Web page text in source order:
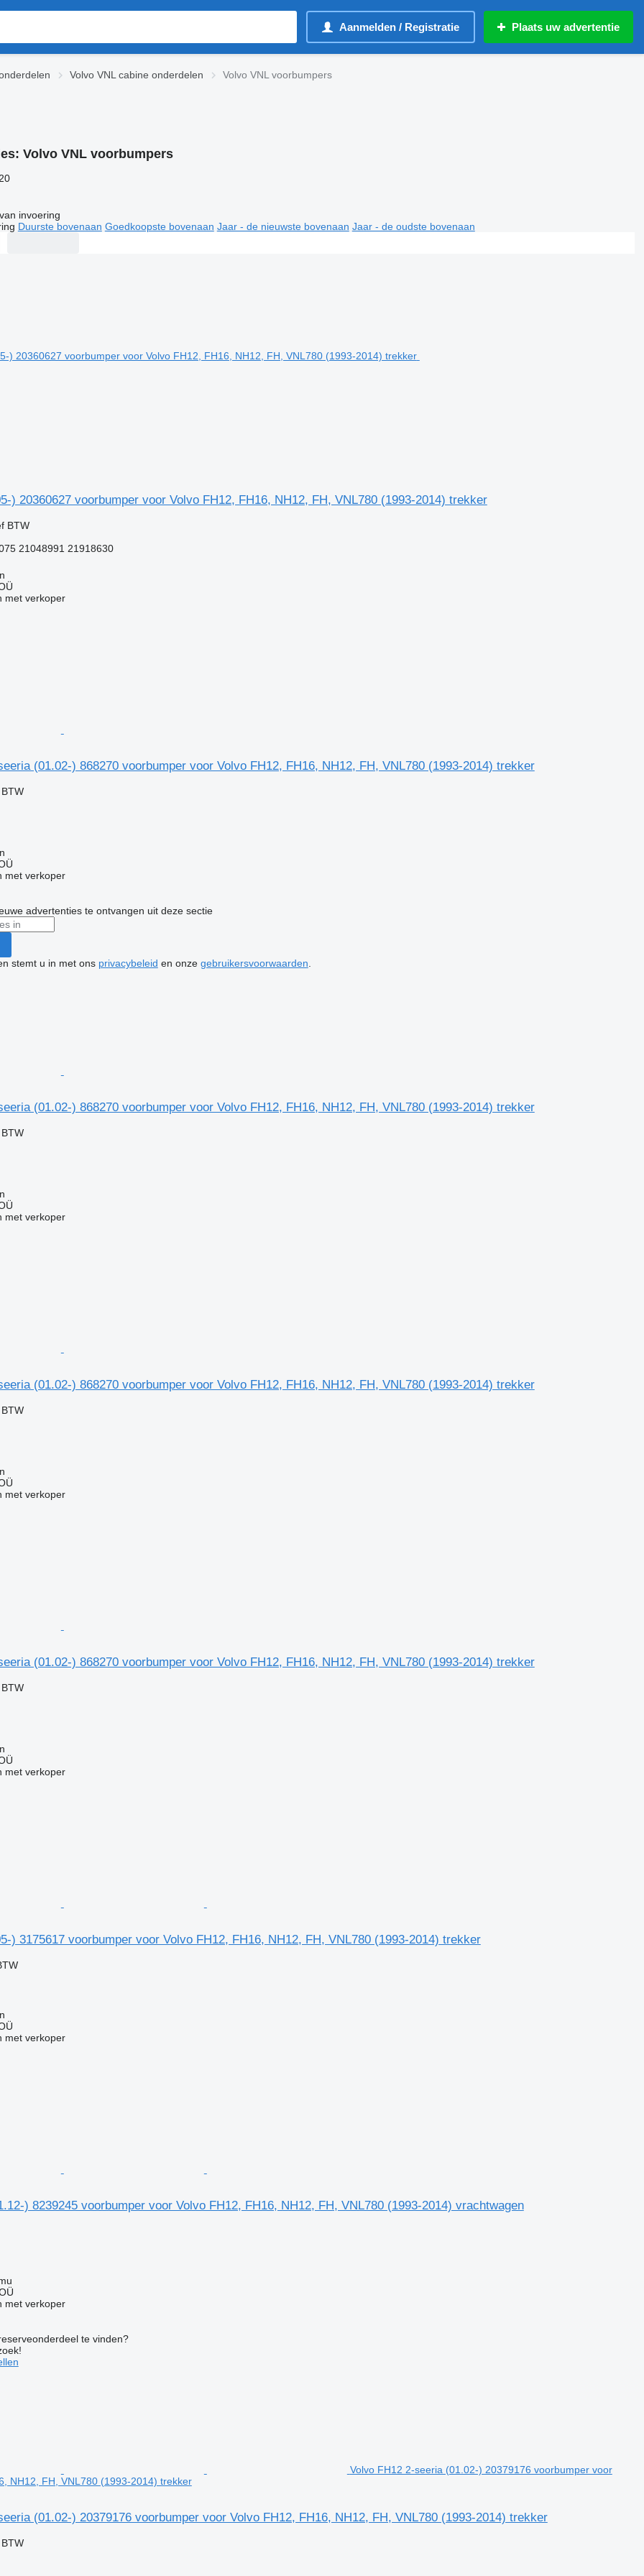
Aanmelden / Registratie Plaats uw advertentie
Volvo VNL cabine onderdelen Volvo VNL voorbumpers
Volvo VNL voorbumpers
invoering
Duurste bovenaan Goedkoopste bovenaan Jaar - de nieuwste bovenaan Jaar - de oudste bovenaan
) 20360627 voorbumper voor Volvo FH12, FH16, NH12, FH, VNL780 (1993-2014) trekker
BTW
21048991 21918630
met verkoper
(01.02-) 868270 voorbumper voor Volvo FH12, FH16, NH12, FH, VNL780 (1993-2014) trekker
met verkoper
advertenties te ontvangen uit deze sectie
stemt u in met ons privacybeleid en onze gebruikersvoorwaarden
(01.02-) 868270 voorbumper voor Volvo FH12, FH16, NH12, FH, VNL780 (1993-2014) trekker
met verkoper
(01.02-) 868270 voorbumper voor Volvo FH12, FH16, NH12, FH, VNL780 (1993-2014) trekker
met verkoper
(01.02-) 868270 voorbumper voor Volvo FH12, FH16, NH12, FH, VNL780 (1993-2014) trekker
met verkoper
) 3175617 voorbumper voor Volvo FH12, FH16, NH12, FH, VNL780 (1993-2014) trekker
met verkoper
) 8239245 voorbumper voor Volvo FH12, FH16, NH12, FH, VNL780 (1993-2014) vrachtwagen
met verkoper
te vinden?
Volvo FH12 2-seeria (01.02-) 20379176 voorbumper voor
NH12, FH, VNL780 (1993-2014) trekker
(01.02-) 20379176 voorbumper voor Volvo FH12, FH16, NH12, FH, VNL780 (1993-2014) trekker